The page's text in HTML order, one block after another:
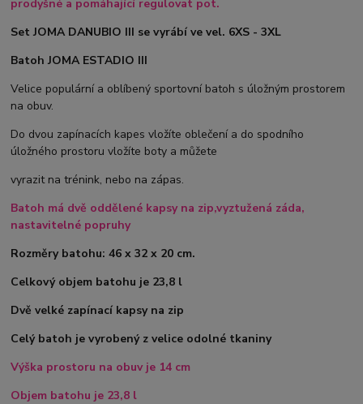
prodyšné a pomáhající regulovat pot.
Set JOMA DANUBIO III se vyrábí ve vel. 6XS - 3XL
Batoh JOMA ESTADIO III
Velice populární a oblíbený sportovní batoh s úložným prostorem
na obuv.
Do dvou zapínacích kapes vložíte oblečení a do spodního
úložného prostoru vložíte boty a můžete
vyrazit na trénink, nebo na zápas.
Batoh má dvě oddělené kapsy na zip,vyztužená záda,
nastavitelné popruhy
Rozměry batohu: 46 x 32 x 20 cm.
Celkový objem batohu je 23,8 l
Dvě velké zapínací kapsy na zip
Celý batoh je vyrobený z velice odolné tkaniny
Výška prostoru na obuv je 14 cm
Objem batohu je 23,8 l